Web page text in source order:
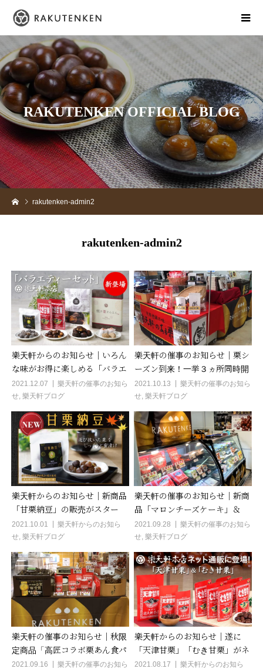
RAKUTENKEN OFFICIAL BLOG
rakutenken-admin2
rakutenken-admin2
樂天軒からのお知らせ｜いろん
な味がお得に楽しめる「バラエ
ティーセット」が新登場♪
2021.12.07
樂天軒の催事のお知ら
せ 樂天軒ブログ
樂天軒の催事のお知らせ｜栗シ
ーズン到来！一挙３ヵ所同時開
催 泉北高島屋、梅田大丸、千
里阪急に出店！
2021.10.13
樂天軒の催事のお知ら
せ 樂天軒ブログ
樂天軒からのお知らせ｜新商品
「甘栗納豆」の販売がスター
ト!選びぬいた最高峰の栗を蜜
漬け♪
2021.10.01
樂天軒からのお知ら
せ 樂天軒ブログ
樂天軒の催事のお知らせ｜新商
品「マロンチーズケーキ」＆
「マロンプリンチーズ」が駅ナ
カスイーツ 西梅田催事で登場！
2021.09.28
樂天軒の催事のお知ら
せ 樂天軒ブログ
樂天軒の催事のお知らせ｜秋限
定商品「高匠コラボ栗あん食パ
ン」や、人気のほくほく栗が堺
2021.09.16
樂天軒の催事のお知ら
樂天軒からのお知らせ｜遂に
「天津甘栗」「むき甘栗」がネ
ット通販の仲間入り!老舗の味
2021.08.17
樂天軒からのお知ら